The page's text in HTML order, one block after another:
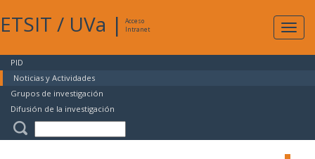
ETSIT / UVa |
Acceso
Intranet
PID
Noticias y Actividades
Grupos de investigación
Difusión de la investigación